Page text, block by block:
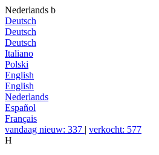
Nederlands b
Deutsch
Deutsch
Deutsch
Italiano
Polski
English
English
Nederlands
Español
Français
vandaag nieuw: 337 | verkocht: 577
H